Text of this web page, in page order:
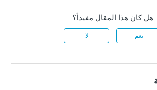
هل كان هذا المقال مفيداً؟
نعم لا